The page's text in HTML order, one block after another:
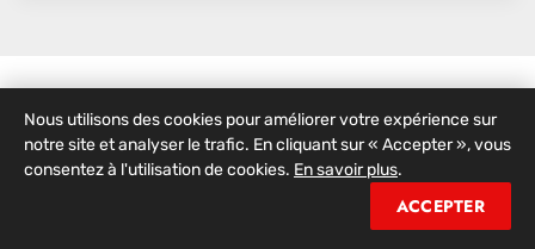
Livraison rapide•Paiement sécurisé•Garantie
Nous utilisons des cookies pour améliorer votre expérience sur
notre site et analyser le trafic. En cliquant sur « Accepter », vous
consentez à l'utilisation de cookies. En savoir plus.
ACCEPTER